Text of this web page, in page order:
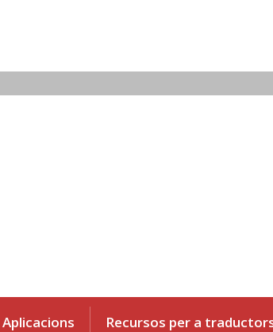
Aplicacions Recursos per a